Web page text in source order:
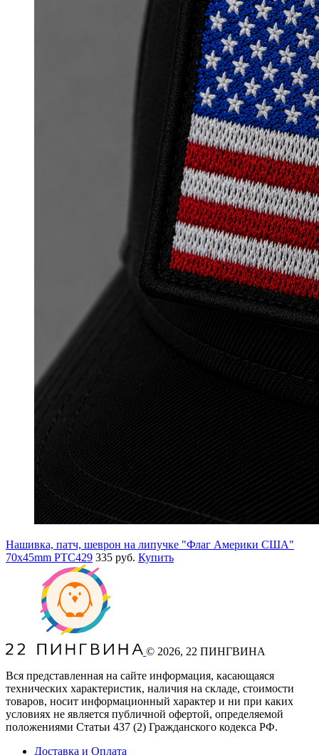
Нашивка, патч, шеврон на липучке "Флаг Америки США"
70x45mm PTC429 335 руб. Купить
© 2026, 22 ПИНГВИНА
Вся представленная на сайте информация, касающаяся
технических характеристик, наличия на складе, стоимости
товаров, носит информационный характер и ни при каких
условиях не является публичной офертой, определяемой
положениями Статьи 437 (2) Гражданского кодекса РФ.
Доставка и Оплата